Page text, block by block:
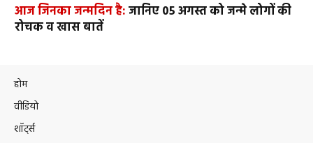
आज जिनका जन्मदिन है:जानिए 05 अगस्त को जन्मे लोगों की
रोचक व खास बातें
होम
वीडियो
शॉर्ट्स